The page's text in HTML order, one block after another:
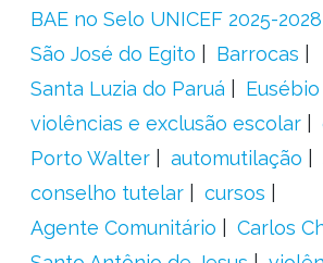
BAE no Selo UNICEF 2025-2028
São José do Egito
Barrocas
Santa Luzia do Paruá
Eusébio
violências e exclusão escolar
Porto Walter
automutilação
conselho tutelar
cursos
Agente Comunitário
Carlos